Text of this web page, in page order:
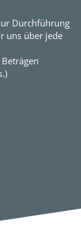
Durchführung
uns über jede